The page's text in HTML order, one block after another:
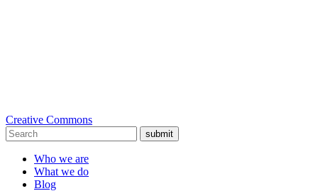
Creative Commons
submit
Who we are
What we do
Blog